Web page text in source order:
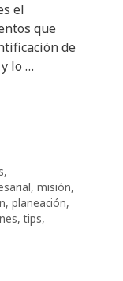
el
que
de
lo …
,
, misión,
, planeación,
,tips,